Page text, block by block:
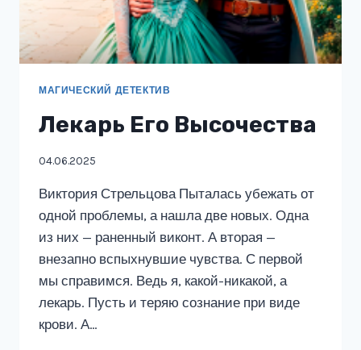
МАГИЧЕСКИЙ ДЕТЕКТИВ
Лекарь Его Высочества
04.06.2025
Виктория Стрельцова Пыталась убежать от
одной проблемы, а нашла две новых. Одна
из них — раненный виконт. А вторая —
внезапно вспыхнувшие чувства. С первой
мы справимся. Ведь я, какой-никакой, а
лекарь. Пусть и теряю сознание при виде
крови. А…